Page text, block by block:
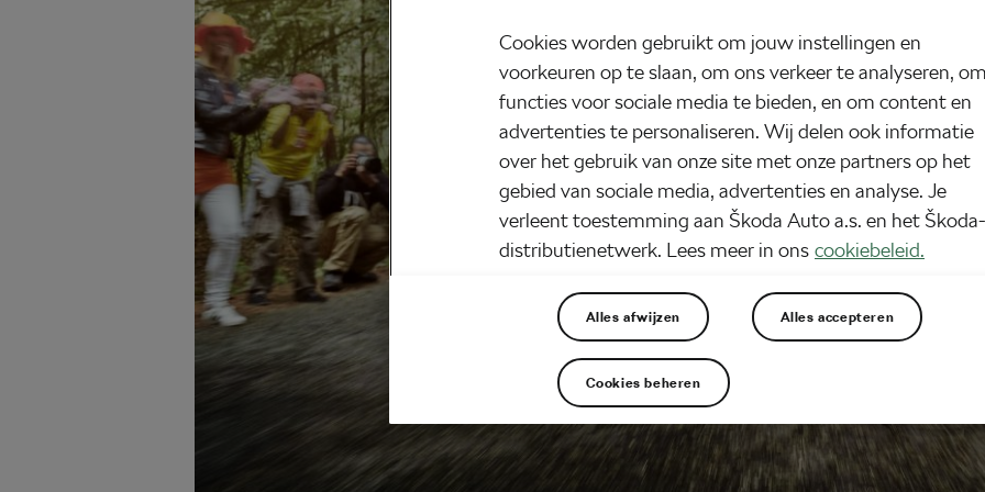
Cookies worden gebruikt om jouw instellingen en
voorkeuren op te slaan, om ons verkeer te analyseren,
functies voor sociale media te bieden, en om content en
advertenties te personaliseren. Wij delen ook informatie
over het gebruik van onze site met onze partners op het
gebied van sociale media, advertenties en analyse. Je
verleent toestemming aan Škoda Auto a.s. en het Škoda-
distributienetwerk. Lees meer in ons cookiebeleid.
Alles afwijzen Alles accepteren
Cookies beheren